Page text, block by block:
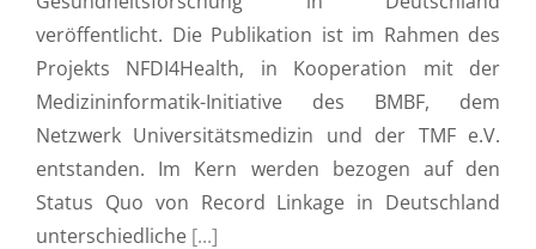
veröffentlicht. Die Publikation ist im Rahmen des
Projekts NFDI4Health, in Kooperation mit der
Medizininformatik-Initiative des BMBF, dem
Netzwerk Universitätsmedizin und der TMF e.V.
entstanden. Im Kern werden bezogen auf den
Status Quo von Record Linkage in Deutschland
unterschiedliche [...]